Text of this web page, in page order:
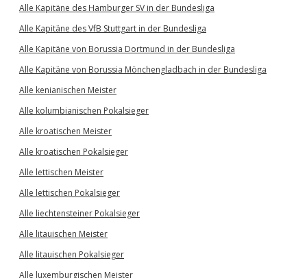
Alle Kapitäne des Hamburger SV in der Bundesliga
Alle Kapitäne des VfB Stuttgart in der Bundesliga
Alle Kapitäne von Borussia Dortmund in der Bundesliga
Alle Kapitäne von Borussia Mönchengladbach in der Bundesliga
Alle kenianischen Meister
Alle kolumbianischen Pokalsieger
Alle kroatischen Meister
Alle kroatischen Pokalsieger
Alle lettischen Meister
Alle lettischen Pokalsieger
Alle liechtensteiner Pokalsieger
Alle litauischen Meister
Alle litauischen Pokalsieger
Alle luxemburgischen Meister